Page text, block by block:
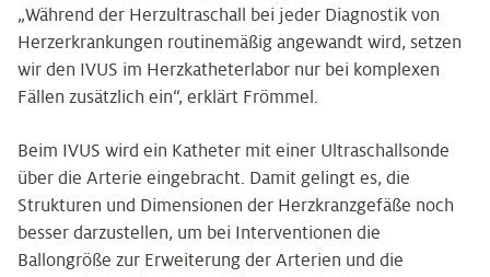
„Während der Herzultra­schall bei jeder Diagnostik von
Herzerkrankungen routinemäßig angewandt wird, setzen
wir den IVUS im Herzkatheterlabor nur bei komplexen
Fällen zusätzlich ein“, erklärt Frömmel.
Beim IVUS wird ein Katheter mit einer Ultraschallsonde
über die Arterie eingebracht. Damit gelingt es, die
Strukturen und Dimensionen der Herzkranzgefäße noch
besser darzustellen, um bei Interventionen die
Ballongröße zur Erweiterung der Arterien und die